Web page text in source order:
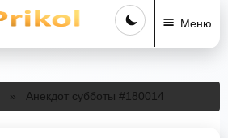
Меню
» Анекдот субботы #180014